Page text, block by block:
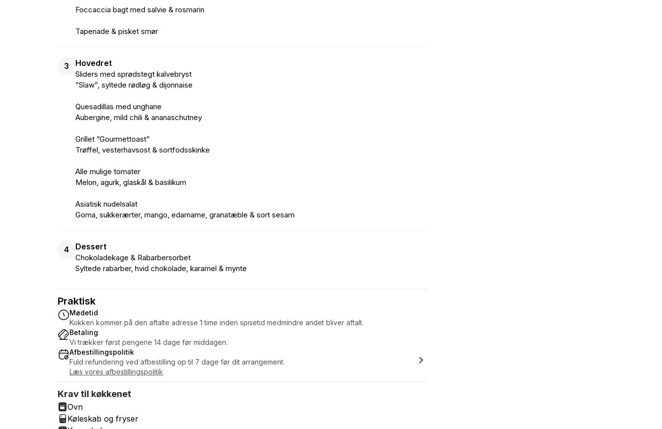
Foccaccia bagt med salvie & rosmarin
Tapenade & pisket smør
3 Hovedret
Sliders med sprødstegt kalvebryst
”Slaw”, syltede rødløg & dijonnaise
Quesadillas med unghane
Aubergine, mild chili & ananaschutney
Grillet ”Gourmettoast”
Trøffel, vesterhavsost & sortfodsskinke
Alle mulige tomater
Melon, agurk, glaskål & basilikum
Asiatisk nudelsalat
Goma, sukkerærter, mango, edamame, granatæble & sort sesam
4 Dessert
Chokoladekage & Rabarbersorbet
Syltede rabarber, hvid chokolade, karamel & mynte
Praktisk
Mødetid
Kokken kommer på den aftalte adresse 1 time inden spisetid medmindre andet bliver aftalt.
Betaling
Vi trækker først pengene 14 dage før middagen.
Afbestillingspolitik
Fuld refundering ved afbestilling op til 7 dage før dit arrangement.
Læs vores afbestillingspolitik
Krav til køkkenet
Ovn
Køleskab og fryser